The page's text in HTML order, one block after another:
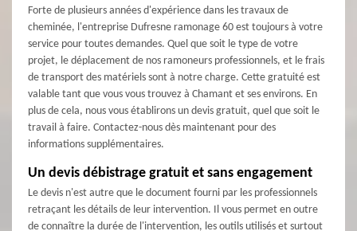
Forte de plusieurs années d'expérience dans les travaux de
cheminée, l'entreprise Dufresne ramonage 60 est toujours à votre
service pour toutes demandes. Quel que soit le type de votre
projet, le déplacement de nos ramoneurs professionnels, et le frais
de transport des matériels sont à notre charge. Cette gratuité est
valable tant que vous vous trouvez à Chamant et ses environs. En
plus de cela, nous vous établirons un devis gratuit, quel que soit le
travail à faire. Contactez-nous dès maintenant pour des
informations supplémentaires.
Un devis débistrage gratuit et sans engagement
Le devis n'est autre que le document fourni par les professionnels
retraçant les détails de leur intervention. Il vous permet en outre
de connaître la durée de l'intervention, les outils utilisés et surtout